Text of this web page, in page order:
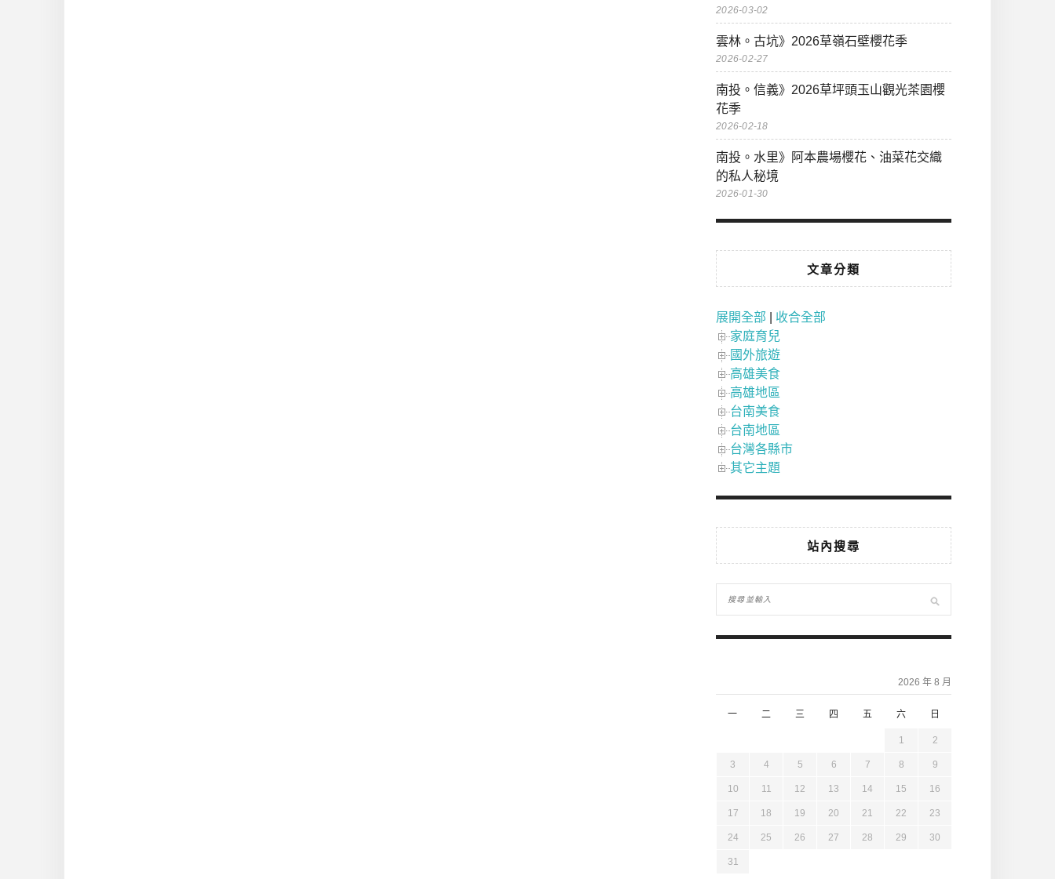
2026-03-02
雲林。古坑》2026草嶺石壁櫻花季
2026-02-27
南投。信義》2026草坪頭玉山觀光茶園櫻
花季
2026-02-18
南投。水里》阿本農場櫻花、油菜花交織
的私人秘境
2026-01-30
文章分類
展開全部
收合全部
家庭育兒
國外旅遊
高雄美食
高雄地區
台南美食
台南地區
台灣各縣市
其它主題
站內搜尋
2026 年 8 月
一 二 三 四 五 六 日
1 2
3 4 5 6 7 8 9
10 11 12 13 14 15 16
17 18 19 20 21 22 23
24 25 26 27 28 29 30
31